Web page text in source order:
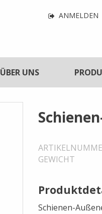
Navigation
ANMELDEN
ÜBER UNS
GEWICHT
Schienen-